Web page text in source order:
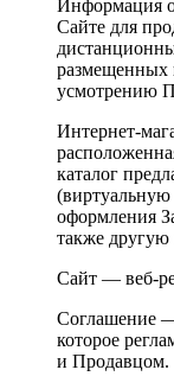
Информация
Сайте для
размещенных
усмотрению
Интернет-
каталог
оформления
также
Сайт — веб-
Соглашение —
которое
и Продавцом.